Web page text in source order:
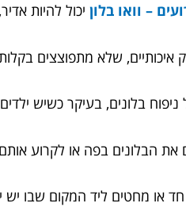
– וואו בלון יכול להיות
איכותיים, שלא מתפוצצים
בלונים, בעיקר כשיש
את הבלונים בפה או לקרוע
או מחטים ליד המקום שבו יש